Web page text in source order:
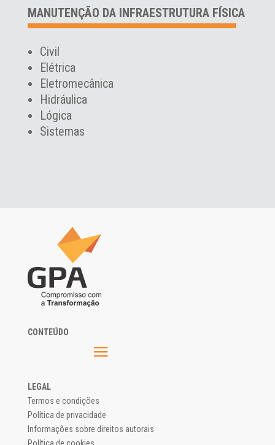
MANUTENÇÃO DA INFRAESTRUTURA FÍSICA
Civil
Elétrica
Eletromecânica
Hidráulica
Lógica
Sistemas
CONTEÚDO
LEGAL
Termos e condições
Política de privacidade
Informações sobre direitos autorais